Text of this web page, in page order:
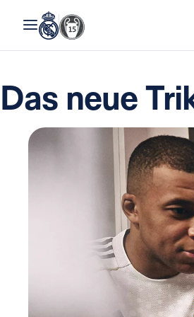
Das neue